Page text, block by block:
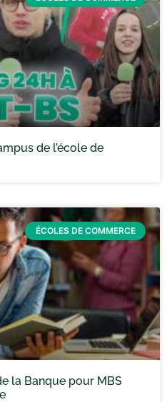
de l’école de
ÉCOLES DE COMMERCE
la Banque pour MBS